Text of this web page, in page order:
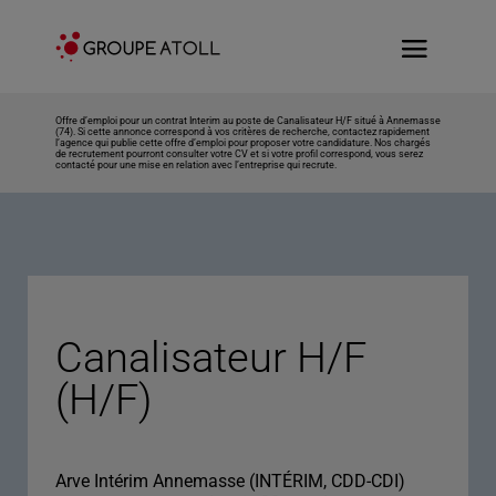
Offre d’emploi pour un contrat Interim au poste de Canalisateur H/F situé à Annemasse
(74). Si cette annonce correspond à vos critères de recherche, contactez rapidement
l’agence qui publie cette offre d’emploi pour proposer votre candidature. Nos chargés
de recrutement pourront consulter votre CV et si votre profil correspond, vous serez
contacté pour une mise en relation avec l’entreprise qui recrute.
Canalisateur H/F
(H/F)
Arve Intérim Annemasse (INTÉRIM, CDD-CDI)